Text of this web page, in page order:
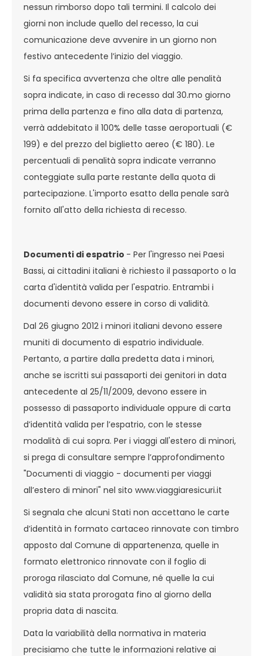
nessun rimborso dopo tali termini. Il calcolo dei
giorni non include quello del recesso, la cui
comunicazione deve avvenire in un giorno non
festivo antecedente l’inizio del viaggio.
Si fa specifica avvertenza che oltre alle penalità
sopra indicate, in caso di recesso dal 30.mo giorno
prima della partenza e fino alla data di partenza,
verrà addebitato il 100% delle tasse aeroportuali (€
199) e del prezzo del biglietto aereo (€ 180). Le
percentuali di penalità sopra indicate verranno
conteggiate sulla parte restante della quota di
partecipazione. L'importo esatto della penale sarà
fornito all'atto della richiesta di recesso.
Documenti di espatrio - Per l'ingresso nei Paesi
Bassi, ai cittadini italiani è richiesto il passaporto o la
carta d'identità valida per l'espatrio. Entrambi i
documenti devono essere in corso di validità.
Dal 26 giugno 2012 i minori italiani devono essere
muniti di documento di espatrio individuale.
Pertanto, a partire dalla predetta data i minori,
anche se iscritti sui passaporti dei genitori in data
antecedente al 25/11/2009, devono essere in
possesso di passaporto individuale oppure di carta
d’identità valida per l’espatrio, con le stesse
modalità di cui sopra. Per i viaggi all'estero di minori,
si prega di consultare sempre l’approfondimento
"Documenti di viaggio - documenti per viaggi
all’estero di minori" nel sito www.viaggiaresicuri.it
Si segnala che alcuni Stati non accettano le carte
d’identità in formato cartaceo rinnovate con timbro
apposto dal Comune di appartenenza, quelle in
formato elettronico rinnovate con il foglio di
proroga rilasciato dal Comune, né quelle la cui
validità sia stata prorogata fino al giorno della
propria data di nascita.
Data la variabilità della normativa in materia
precisiamo che tutte le informazioni relative ai